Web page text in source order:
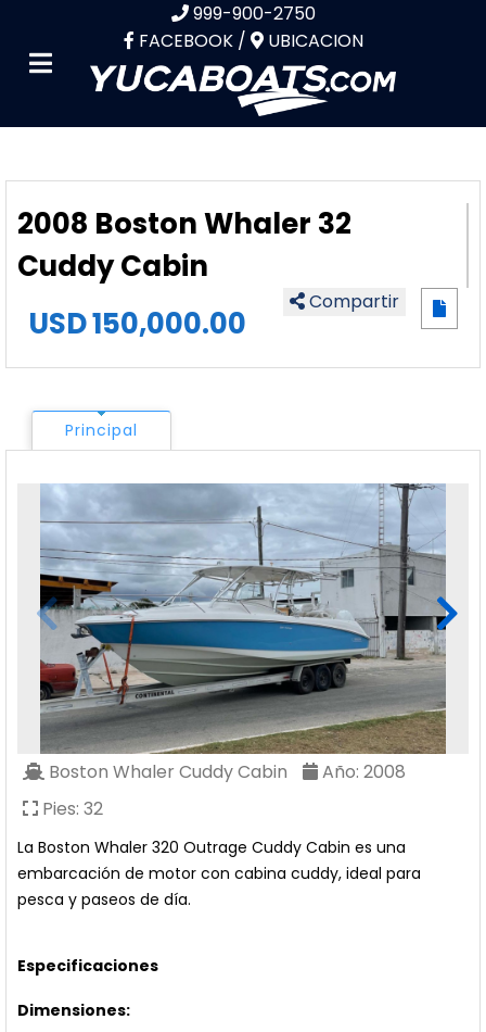
999-900-2750
FACEBOOK /
UBICACION
2008 Boston Whaler 32
Cuddy Cabin
USD150,000.00
Compartir
Principal
Boston Whaler Cuddy Cabin Año: 2008
Pies: 32
La Boston Whaler 320 Outrage Cuddy Cabin es una
embarcación de motor con cabina cuddy, ideal para
pesca y paseos de día.
Especificaciones
Dimensiones: